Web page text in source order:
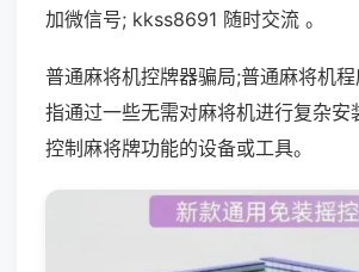
加微信号; kkss8691 随时交流 。
普通麻将机控牌器骗局;普通麻将机
指通过一些无需对麻将机进行复杂安
控制麻将牌功能的设备或工具。